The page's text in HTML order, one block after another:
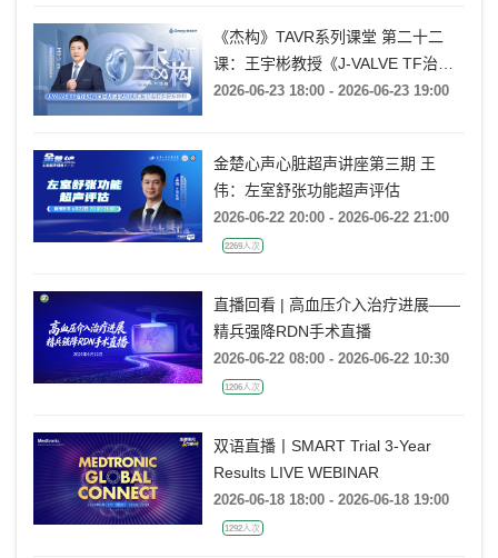
《杰构》TAVR系列课堂 第二十二
课：王宇彬教授《J-VALVE TF治疗
52mm超大窦部AR：入窦策略与释
2026-06-23 18:00 - 2026-06-23 19:00
金楚心声心脏超声讲座第三期 王
伟：左室舒张功能超声评估
2026-06-22 20:00 - 2026-06-22 21:00
2269人次
直播回看 | 高血压介入治疗进展——
精兵强降RDN手术直播
2026-06-22 08:00 - 2026-06-22 10:30
1206人次
双语直播丨SMART Trial 3-Year
Results LIVE WEBINAR
2026-06-18 18:00 - 2026-06-18 19:00
1292人次